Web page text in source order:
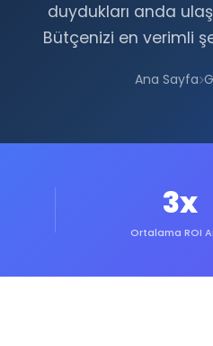
duydukları anda
Bütçenizi en verimli
Ana Sayfa
3x
Ortalama ROI